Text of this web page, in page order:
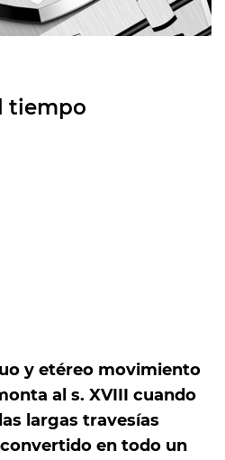
tiempo
y etéreo movimiento
al s. XVIII cuando
largas travesías
en todo un